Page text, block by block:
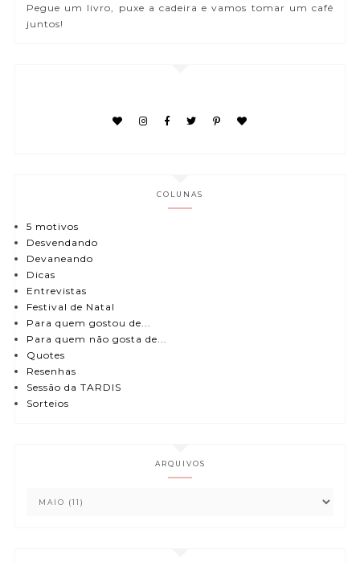
Pegue um livro, puxe a cadeira e vamos tomar um café
juntos!
COLUNAS
5 motivos
Desvendando
Devaneando
Dicas
Entrevistas
Festival de Natal
Para quem gostou de...
Para quem não gosta de...
Quotes
Resenhas
Sessão da TARDIS
Sorteios
ARQUIVOS